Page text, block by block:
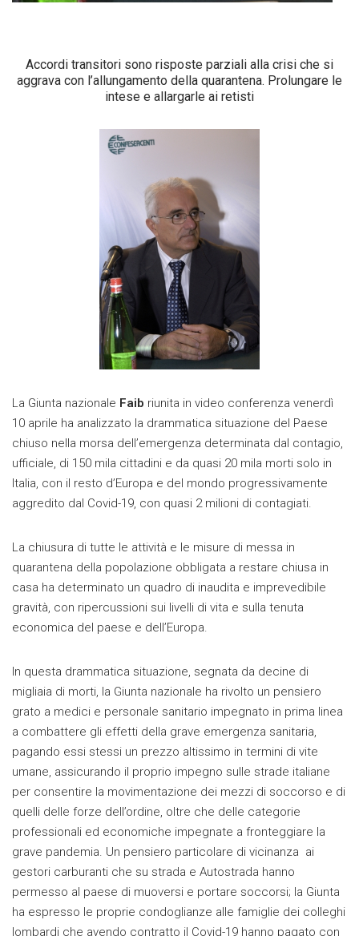
Accordi transitori sono risposte parziali alla crisi che si
aggrava con l’allungamento della quarantena. Prolungare le
intese e allargarle ai retisti
La Giunta nazionale Faib riunita in video conferenza venerdì
10 aprile ha analizzato la drammatica situazione del Paese
chiuso nella morsa dell’emergenza determinata dal contagio,
ufficiale, di 150 mila cittadini e da quasi 20 mila morti solo in
Italia, con il resto d’Europa e del mondo progressivamente
aggredito dal Covid-19, con quasi 2 milioni di contagiati.
La chiusura di tutte le attività e le misure di messa in
quarantena della popolazione obbligata a restare chiusa in
casa ha determinato un quadro di inaudita e imprevedibile
gravità, con ripercussioni sui livelli di vita e sulla tenuta
economica del paese e dell’Europa.
In questa drammatica situazione, segnata da decine di
migliaia di morti, la Giunta nazionale ha rivolto un pensiero
grato a medici e personale sanitario impegnato in prima linea
a combattere gli effetti della grave emergenza sanitaria,
pagando essi stessi un prezzo altissimo in termini di vite
umane, assicurando il proprio impegno sulle strade italiane
per consentire la movimentazione dei mezzi di soccorso e di
quelli delle forze dell’ordine, oltre che delle categorie
professionali ed economiche impegnate a fronteggiare la
grave pandemia. Un pensiero particolare di vicinanza ai
gestori carburanti che su strada e Autostrada hanno
permesso al paese di muoversi e portare soccorsi; la Giunta
ha espresso le proprie condoglianze alle famiglie dei colleghi
lombardi che avendo contratto il Covid-19 hanno pagato con